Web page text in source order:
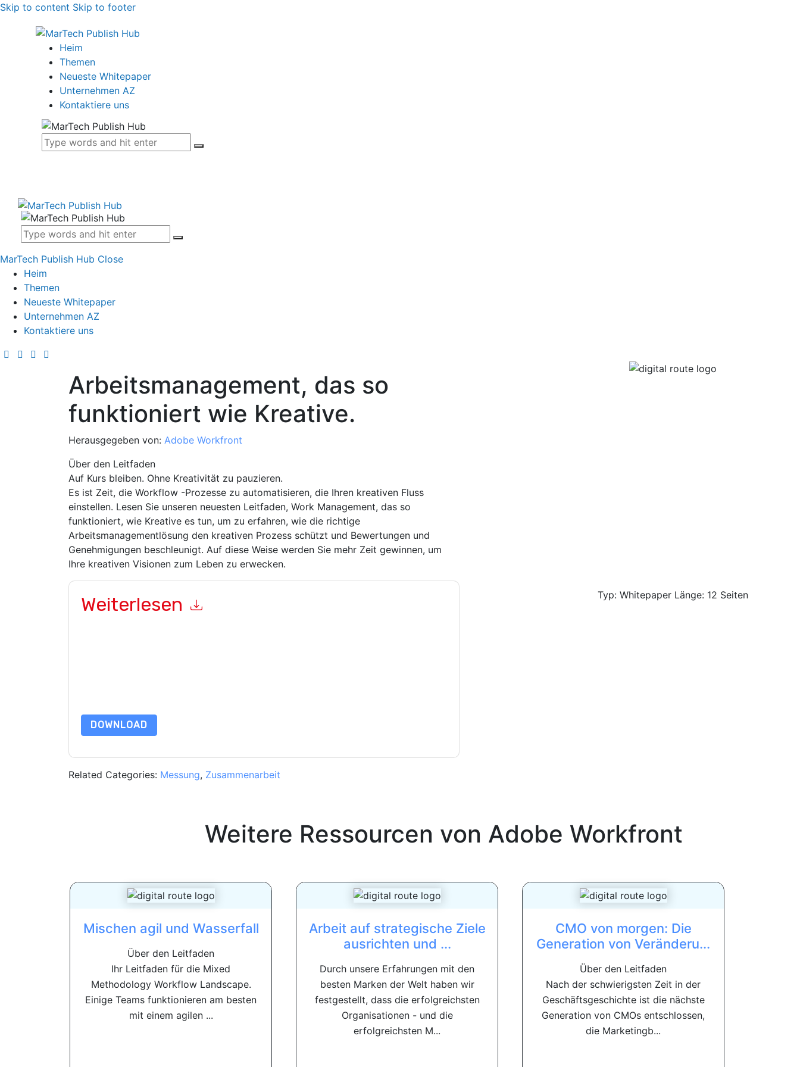
Skip to content Skip to footer
Heim
Themen
Neueste Whitepaper
Unternehmen AZ
Kontaktiere uns
MarTech Publish Hub Close
Heim
Themen
Neueste Whitepaper
Unternehmen AZ
Kontaktiere uns
Arbeitsmanagement, das so
funktioniert wie Kreative.
Herausgegeben von: Adobe Workfront
Über den Leitfaden
Auf Kurs bleiben. Ohne Kreativität zu pauzieren.
Es ist Zeit, die Workflow -Prozesse zu automatisieren, die Ihren kreativen Fluss
einstellen. Lesen Sie unseren neuesten Leitfaden, Work Management, das so
funktioniert, wie Kreative es tun, um zu erfahren, wie die richtige
Arbeitsmanagementlösung den kreativen Prozess schützt und Bewertungen und
Genehmigungen beschleunigt. Auf diese Weise werden Sie mehr Zeit gewinnen, um
Ihre kreativen Visionen zum Leben zu erwecken.
Weiterlesen
DOWNLOAD
Related Categories: Messung, Zusammenarbeit
Typ: Whitepaper Länge: 12 Seiten
Weitere Ressourcen von Adobe Workfront
Mischen agil und Wasserfall
Über den Leitfaden
Ihr Leitfaden für die Mixed
Methodology Workflow Landscape.
Einige Teams funktionieren am besten
mit einem agilen ...
Arbeit auf strategische Ziele
ausrichten und ...
Durch unsere Erfahrungen mit den
besten Marken der Welt haben wir
festgestellt, dass die erfolgreichsten
Organisationen - und die
erfolgreichsten M...
CMO von morgen: Die
Generation von Veränderu...
Über den Leitfaden
Nach der schwierigsten Zeit in der
Geschäftsgeschichte ist die nächste
Generation von CMOs entschlossen,
die Marketingb...